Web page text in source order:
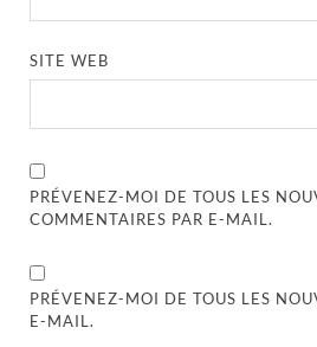
SITE WEB
PRÉVENEZ-MOI DE TOUS LES
COMMENTAIRES PAR E-MAIL.
PRÉVENEZ-MOI DE TOUS LES
E-MAIL.